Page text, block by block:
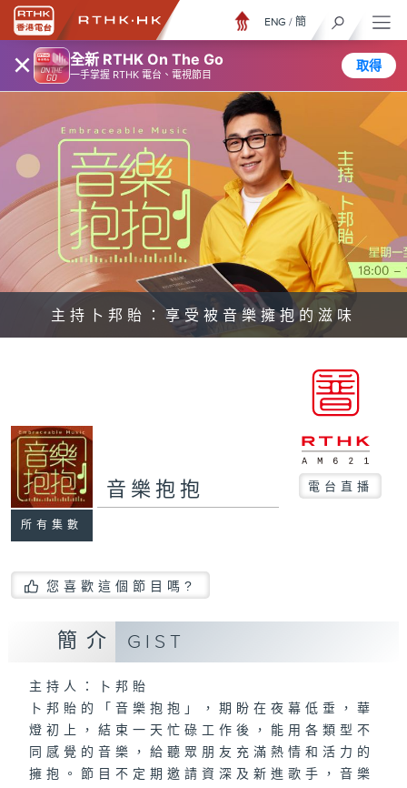
× 全新 RTHK On The Go
一手掌握 RTHK 電台、電視節目
取得
ENG / 簡
主持卜邦貽：享受被音樂擁抱的滋味
所有集數
音樂抱抱 電台直播
您喜歡這個節目嗎?
簡介 GIST
主持人：卜邦貽
卜邦貽的「音樂抱抱」，期盼在夜幕低垂，華
燈初上，結束一天忙碌工作後，能用各類型不
同感覺的音樂，給聽眾朋友充滿熱情和活力的
擁抱。節目不定期邀請資深及新進歌手，音樂